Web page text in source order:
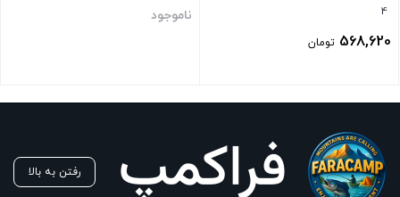
4
568,620 تومان
ناموجود
رفتن به بالا